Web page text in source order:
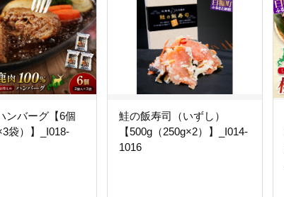
ンバーグ【6個
袋）】_I018-
鮭の飯寿司（いずし）
【500g（250g×2）】_I014-
1016